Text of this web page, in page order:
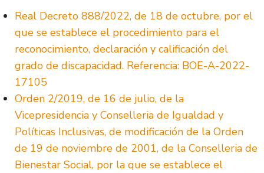
Real Decreto 888/2022, de 18 de octubre, por el
que se establece el procedimiento para el
reconocimiento, declaración y calificación del
grado de discapacidad. Referencia: BOE-A-2022-
17105
Orden 2/2019, de 16 de julio, de la
Vicepresidencia y Conselleria de Igualdad y
Políticas Inclusivas, de modificación de la Orden
de 19 de noviembre de 2001, de la Conselleria de
Bienestar Social, por la que se establece el